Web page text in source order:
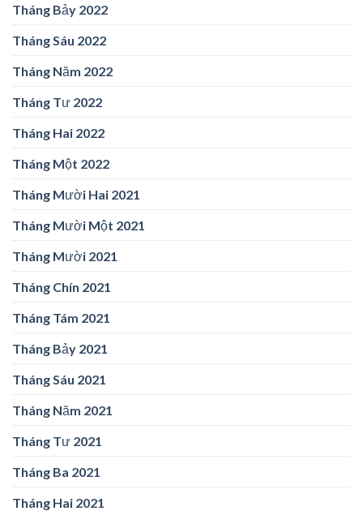
Tháng Bảy 2022
Tháng Sáu 2022
Tháng Năm 2022
Tháng Tư 2022
Tháng Hai 2022
Tháng Một 2022
Tháng Mười Hai 2021
Tháng Mười Một 2021
Tháng Mười 2021
Tháng Chín 2021
Tháng Tám 2021
Tháng Bảy 2021
Tháng Sáu 2021
Tháng Năm 2021
Tháng Tư 2021
Tháng Ba 2021
Tháng Hai 2021